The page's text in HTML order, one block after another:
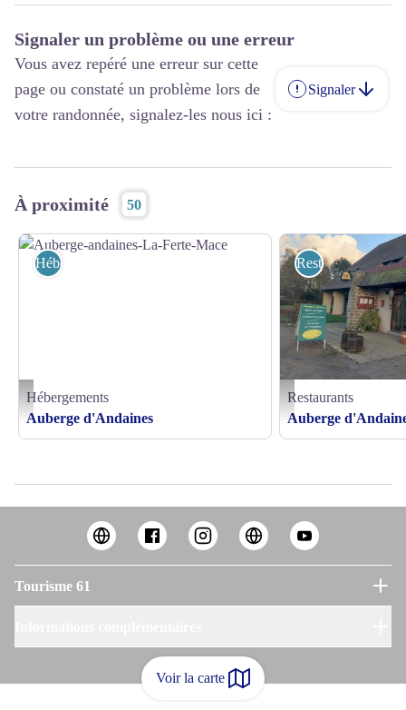
Voir la carte
Signaler un problème ou une erreur
Vous avez repéré une erreur sur cette
page ou constaté un problème lors de
votre randonnée, signalez-les nous ici :
Signaler
À proximité 50
Auberge-andaines-La-Ferte-Mace - ©MONTAGNE DE NORMANDIE TOURISME
Hébergements
Hébergements
Auberge d'Andaines
20260309_182304 - MNT
Restaurants
Restaurants
Auberge
Tourisme 61